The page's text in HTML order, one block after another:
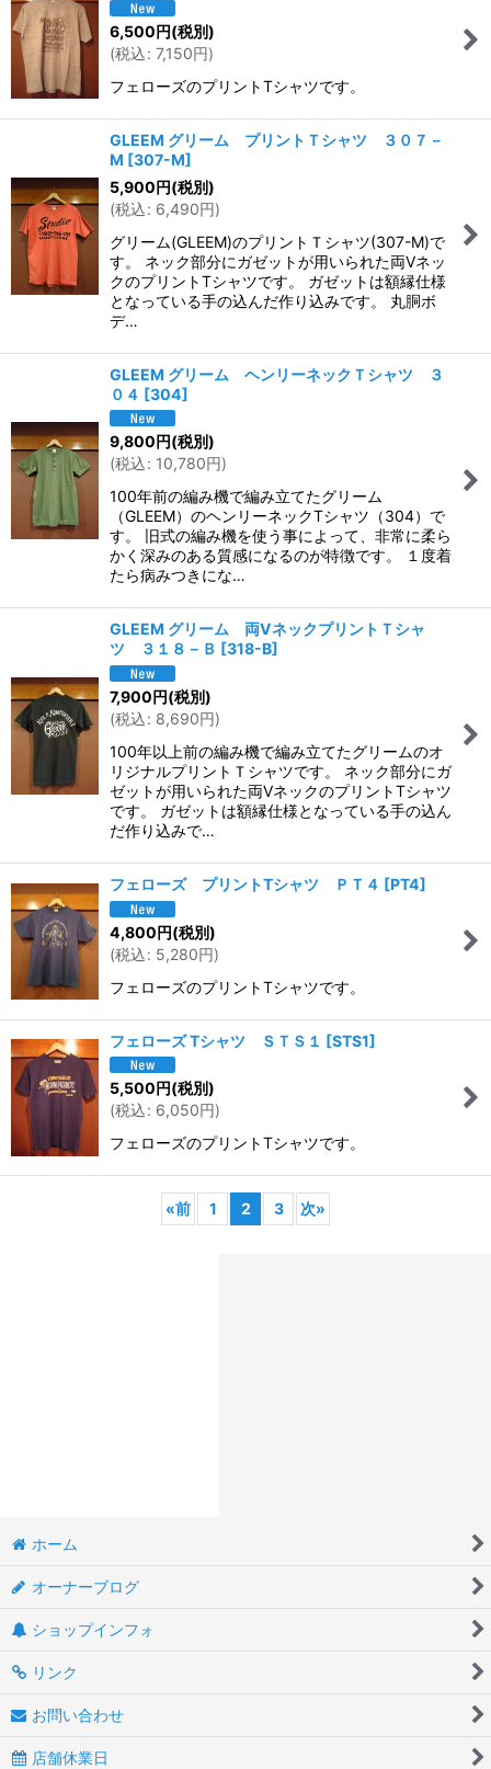
6,500円(税別)
(税込: 7,150円)
フェローズのプリントTシャツです。
GLEEM グリーム プリントＴシャツ ３０７－
M [307-M]
5,900円(税別)
(税込: 6,490円)
グリーム(GLEEM)のプリントＴシャツ(307-M)で
す。 ネック部分にガゼットが用いられた両Vネッ
クのプリントTシャツです。 ガゼットは額縁仕様
となっている手の込んだ作り込みです。 丸胴ボ
デ…
GLEEM グリーム ヘンリーネックＴシャツ ３
０４ [304]
9,800 円(税別)
(税込: 10,780円)
100年前の編み機で編み立てたグリーム
（GLEEM）のヘンリーネックTシャツ（304）で
す。 旧式の編み機を使う事によって、非常に柔ら
かく深みのある質感になるのが特徴です。 １度着
たら病みつきにな…
GLEEM グリーム 両VネックプリントＴシャ
ツ ３１８－Ｂ [318-B]
7,900円(税別)
(税込: 8,690円)
100年以上前の編み機で編み立てたグリームのオ
リジナルプリントＴシャツです。 ネック部分にガ
ゼットが用いられた両VネックのプリントTシャツ
です。 ガゼットは額縁仕様となっている手の込ん
だ作り込みで…
フェローズ プリントTシャツ ＰＴ４ [PT4]
4,800円(税別)
(税込: 5,280円)
フェローズのプリントTシャツです。
フェローズ Tシャツ ＳＴＳ１ [STS1]
5,500 円(税別)
(税込: 6,050円)
フェローズのプリントTシャツです。
«前 1 2 3 次»
ホーム
オーナーブログ
ショップインフォ
リンク
お問い合わせ
店舗休業日